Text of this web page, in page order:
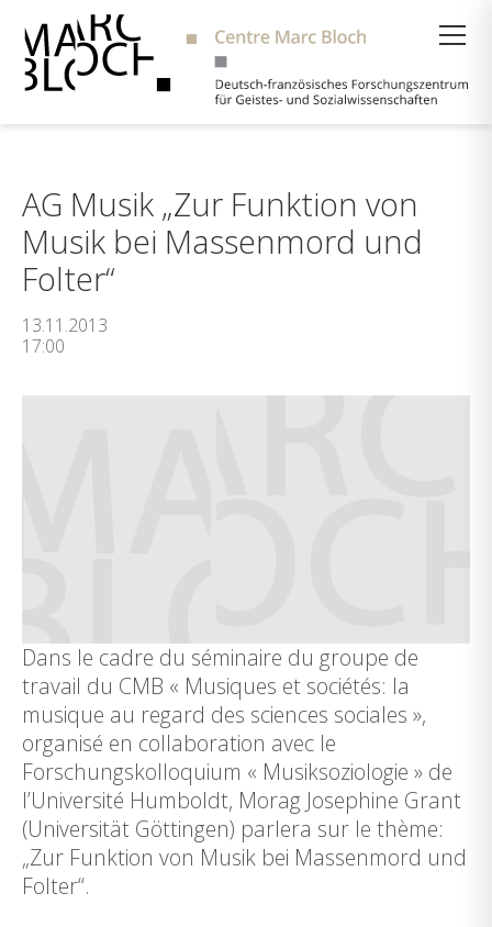
AG Musik „Zur Funktion von
Musik bei Massenmord und
Folter“
13.11.2013
17:00
Dans le cadre du séminaire du groupe de
travail du CMB « Musiques et sociétés: la
musique au regard des sciences sociales »,
organisé en collaboration avec le
Forschungskolloquium « Musiksoziologie » de
l’Université Humboldt, Morag Josephine Grant
(Universität Göttingen) parlera sur le thème:
„Zur Funktion von Musik bei Massenmord und
Folter“.